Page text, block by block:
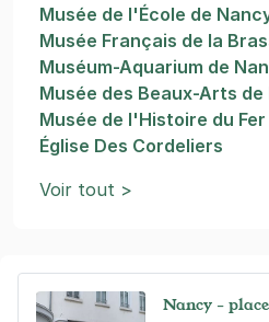
Nancy -
Musée de l'École de
Musée Français de la
Muséum-Aquarium de
Musée des Beaux-Arts de
Musée de l'Histoire du Fer
Église Des Cordeliers
Voir tout >